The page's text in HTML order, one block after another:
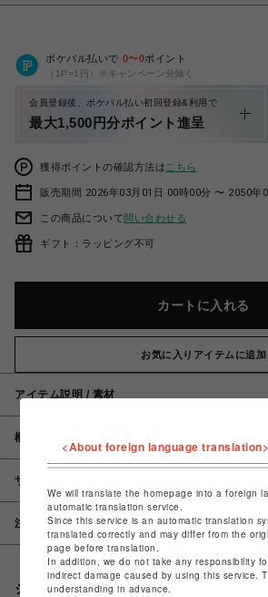
ポケパル払いで 0〜0ポイント
（1P=1円）※キャンペーン分除く
会員登録後、ポケパル払い初回登録&利用で
最大1,500円分ポイント進呈
獲得ポイントの確認方法は こちら
販売期間 2026年03月01日 00時00分 〜 2050年
この商品について問い合わせる
ギフト：ラッピング不可
カートに入れる
お気に入りアイテムに追加
アイテム説明 / 素材
概要
サイズ
注意事項
シェアする
<About foreign language translation>
We will translate the homepage into a foreign
automatic translation service.
Since this service is an automatic translation
translated correctly and may differ from the
page before translation.
In addition, we do not take any responsibility
indirect damage caused by using this service.
understanding in advance.